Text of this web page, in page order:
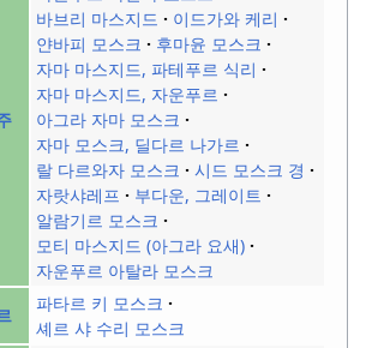
바브리 마스지드
이드가와 케리
얀바피 모스크
후마윤 모스크
자마 마스지드, 파테푸르 식리
자마 마스지드, 자운푸르
아그라 자마 모스크
자마 모스크, 딜다르 나가르
랄 다르와자 모스크
시드 모스크 경
자랏샤레프
부다운, 그레이트
알람기르 모스크
모티 마스지드 (아그라 요새)
자운푸르 아탈라 모스크
파타르 키 모스크
셰르 샤 수리 모스크